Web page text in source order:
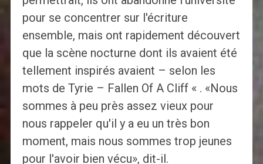
pour se concentrer sur l'écriture
ensemble, mais ont rapidement découvert
que la scène nocturne dont ils avaient été
tellement inspirés avaient – selon les
mots de Tyrie – Fallen Of A Cliff « . «Nous
sommes à peu près assez vieux pour
nous rappeler qu'il y a eu un très bon
moment, mais nous sommes trop jeunes
pour l'avoir bien vécu», dit-il.